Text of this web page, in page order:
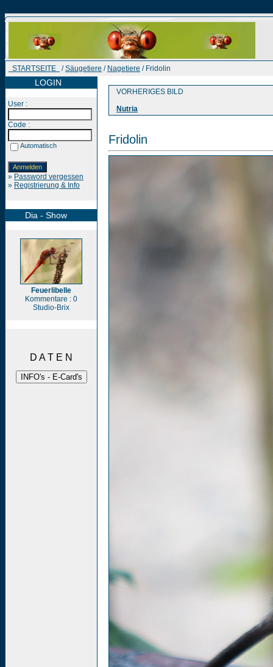
STARTSEITE /Säugetiere / Nagetiere / Fridolin
LOGIN
User :
Code :
Automatisch
» Password vergessen
» Registrierung & Info
Dia - Show
Feuerlibelle
Kommentare : 0
Studio-Brix
D A T E N
VORHERIGES BILD
Nutria
Fridolin